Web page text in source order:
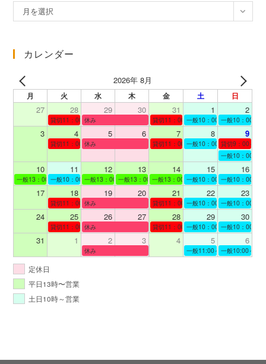
ー
イ
月を選択
カレンダー
2026年 8月
月 火 水 木 金 土 日
27 28 29 30 31 1 2
貸切11：00～12：00
休み 貸切11：00～12：00一般10：00～19：00
一般10：00～
3 4 5 6 7 8 9
貸切11：00～12：00
休み 貸切11：00～12：00一般10：00～19：00
貸切9：00～10
一般10：00～
10 11 12 13 14 15 16
一般13：00～19：00一般10：00～19：00一般13：00～19：00一般13：00～19：00一般13：00～19：00一般10：00～19：00
一般10：00～
17 18 19 20 21 22 23
貸切11：00～12：00
休み 貸切11：00～13：00一般10：00～19：00
一般10：00～
24 25 26 27 28 29 30
貸切11：00～12：00
休み 貸切11：00～12：00一般10：00～19：00
一般10：00～
31 1 2 3 4 5 6
休み 一般11:00～19:00一般10:00～
定休日
平日13時〜営業
土日10時～営業